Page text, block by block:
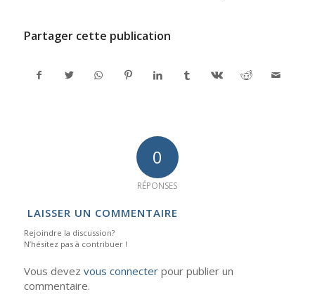
Partager cette publication
0
RÉPONSES
LAISSER UN COMMENTAIRE
Rejoindre la discussion?
N’hésitez pas à contribuer !
Vous devez vous connecterpour publier un
commentaire.